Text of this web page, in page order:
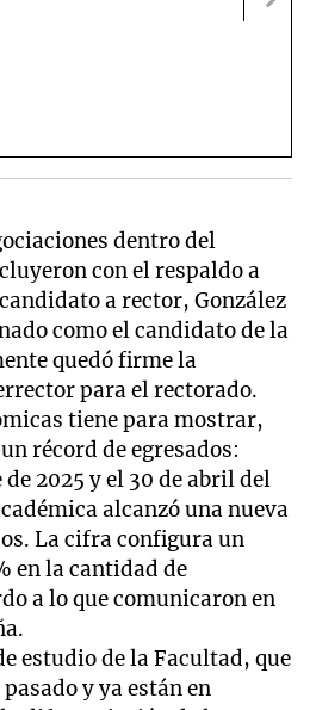
dentro del
con el respaldo a
a rector, González
como el candidato de la
quedó firme la
para el rectorado.
tiene para mostrar,
récord de egresados:
de 2025 y el 30 de abril del
alcanzó una nueva
La cifra configura un
en la cantidad de
a lo que comunicaron en
estudio de la Facultad, que
y ya están en